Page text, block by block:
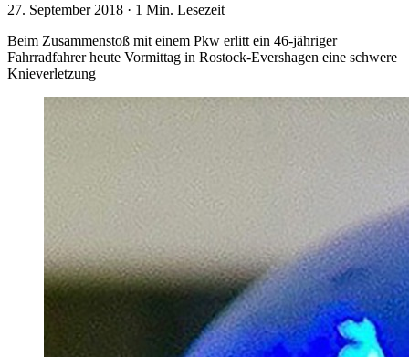
27. September 2018 · 1 Min. Lesezeit
Beim Zusammenstoß mit einem Pkw erlitt ein 46-jähriger
Fahrradfahrer heute Vormittag in Rostock-Evershagen eine schwere
Knieverletzung